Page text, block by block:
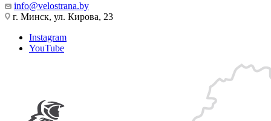
info@velostrana.by
г. Минск, ул. Кирова, 23
Instagram
YouTube